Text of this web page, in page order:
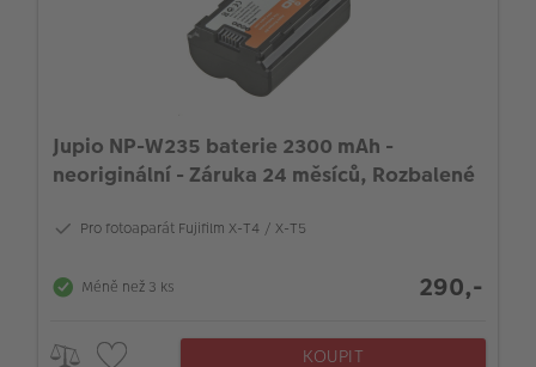
Jupio NP-W235 baterie 2300 mAh -
neoriginální - Záruka 24 měsíců, Rozbalené
Pro fotoaparát Fujifilm X-T4 / X-T5
Méně než 3 ks 290,-
KOUPIT